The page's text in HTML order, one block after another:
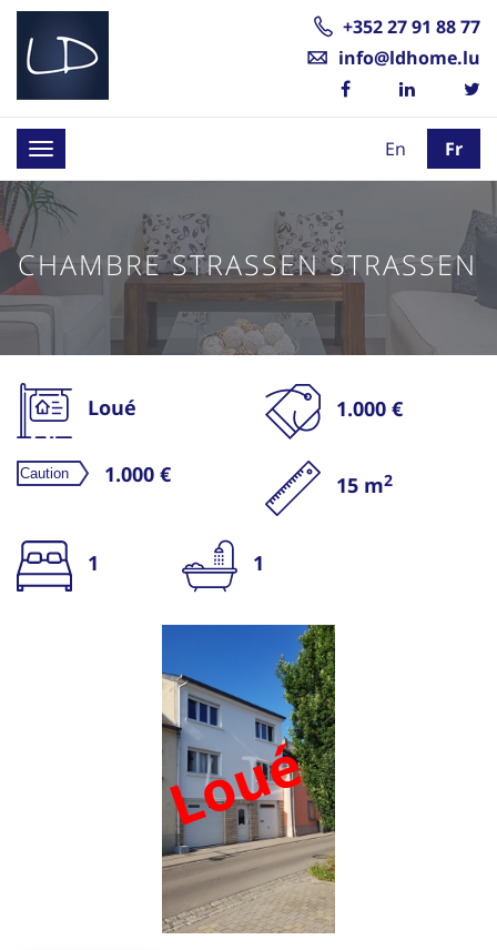
+352 27 91 88 77
info@ldhome.lu
Toggle
navigation
En Fr
CHAMBRE STRASSEN STRASSEN
Loué 1.000 €
1.000 € 15 m2
1 1
Loué